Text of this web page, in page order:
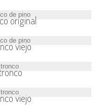
original
viejo
viejo